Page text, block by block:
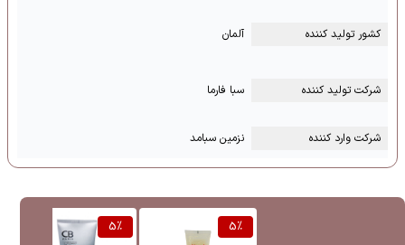
کشور تولید کننده آلمان
شرکت تولید کننده سبا فارما
شرکت وارد کننده نزمین سبامد
5%
5%